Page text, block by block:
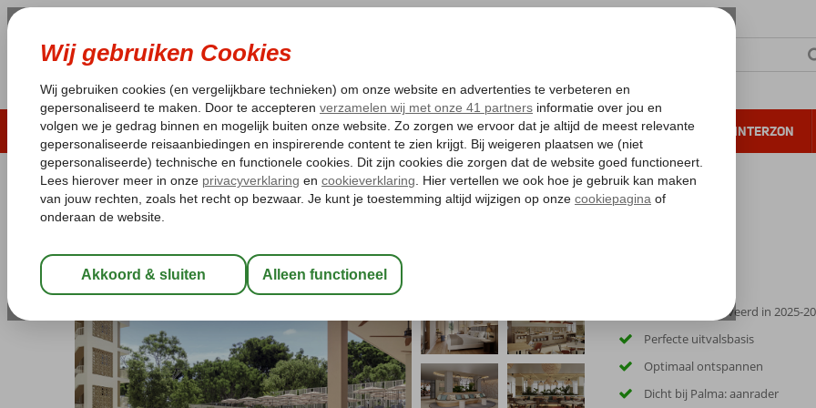
LAST MINUTE ZOMER 2026 ZONVAKANTIE VERRE REIZEN ALL INCLUSIVE WINTERZON
Pakketgarantie Laagsteprijsgarantie* Gratis annuleren*
Home
Spanje Balearen
Alua Linda Mallorca
Logies en ontbijt- Hotel
Volledig gerenoveerd in 2025-
Perfecte uitvalsbasis
Optimaal ontspannen
Dicht bij Palma: aanrader